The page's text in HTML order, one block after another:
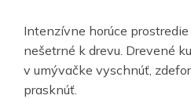
Intenzívne horúce
nešetrné k drevu. Drevené
v umývačke vyschnúť,
prasknúť.